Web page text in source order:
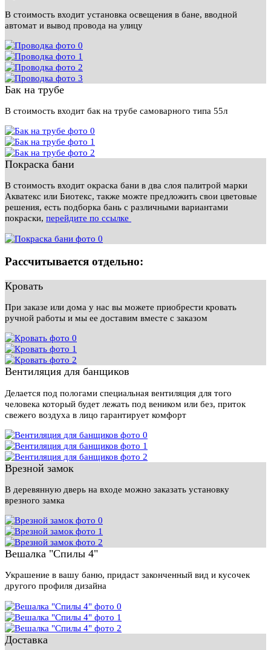
В стоимость входит установка освещения в бане, вводной
автомат и вывод провода на улицу
Бак на трубе
В стоимость входит бак на трубе самоварного типа 55л
Покраска бани
В стоимость входит окраска бани в два слоя палитрой марки
Акватекс или Биотекс, также можте предложить свои цветовые
решения, есть подборка бань с различными вариантами
покраски, перейдите по ссылке
Рассчитывается отдельно:
Кровать
При заказе или дома у нас вы можете приобрести кровать
ручной работы и мы ее доставим вместе с заказом
Вентиляция для банщиков
Делается под пологами специальная вентиляция для того
человека который будет лежать под веником или без, приток
свежего воздуха в лицо гарантирует комфорт
Врезной замок
В деревянную дверь на входе можно заказать установку
врезного замка
Вешалка "Спилы 4"
Украшение в вашу баню, придаст законченный вид и кусочек
другого профиля дизайна
Доставка